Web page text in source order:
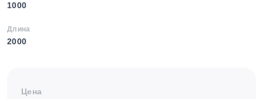
1000
Длина
2000
Цена